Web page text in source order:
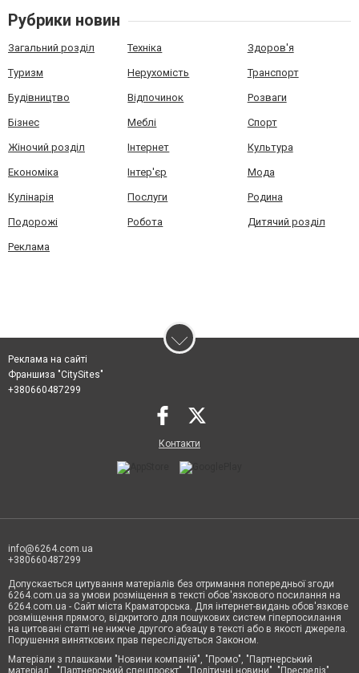
Рубрики новин
Загальний розділ Техніка Здоров'я
Туризм Нерухомість Транспорт
Будівництво Відпочинок Розваги
Бізнес Меблі Спорт
Жіночий розділ Інтернет Культура
Економіка Інтер'єр Мода
Кулінарія Послуги Родина
Подорожі Робота Дитячий розділ
Реклама
Реклама на сайті
Франшиза "CitySites"
+380660487299
Контакти
info@6264.com.ua
+380660487299
Допускається цитування матеріалів без отримання попередньої згоди
6264.com.ua за умови розміщення в тексті обов'язкового посилання на
6264.com.ua - Сайт міста Краматорська. Для інтернет-видань обов'язкове
розміщення прямого, відкритого для пошукових систем гіперпосилання
на цитовані статті не нижче другого абзацу в тексті або в якості джерела.
Порушення виняткових прав переслідується Законом.
Матеріали з плашками "Новини компаній", "Промо", "Партнерський
матеріал", "Партнерський спецпроєкт", "Політичні новини", "Пресреліз",